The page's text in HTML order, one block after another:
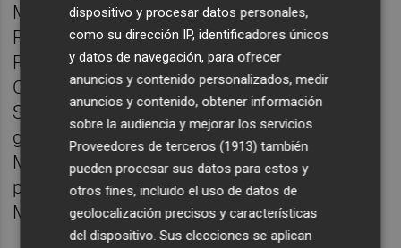
Mariano Rajoy: secretario de Estado de
Relaciones con las Cortes, Ministerio de la
Presidencia; secretario general de Sanidad y
Consumo, del Ministerio de Sanidad,
Servicios Sociales e Igualdad; secretario
general de Gestión y Cooperación, del
Ministerio de Sanidad y Consumo; y
presidente del INSALUD, dependiente del
Ministerio de Sanidad y Consumo.
dispositivo y procesar datos personales,
como su dirección IP, identificadores únicos
y datos de navegación, para ofrecer
anuncios y contenido personalizados, medir
anuncios y contenido, obtener información
sobre la audiencia y mejorar los servicios.
Proveedores de terceros (1913) también
pueden procesar sus datos para estos y
otros fines, incluido el uso de datos de
geolocalización precisos y características
del dispositivo. Sus elecciones se aplican